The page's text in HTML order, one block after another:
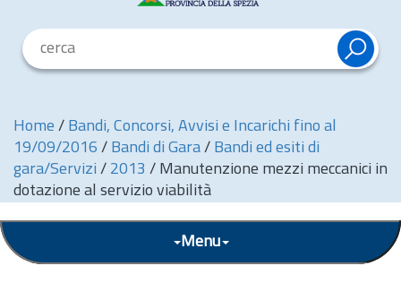
Home / Bandi, Concorsi, Avvisi e Incarichi fino al
19/09/2016 / Bandi di Gara / Bandi ed esiti di
gara/Servizi / 2013 / Manutenzione mezzi meccanici in
dotazione al servizio viabilità
Menu